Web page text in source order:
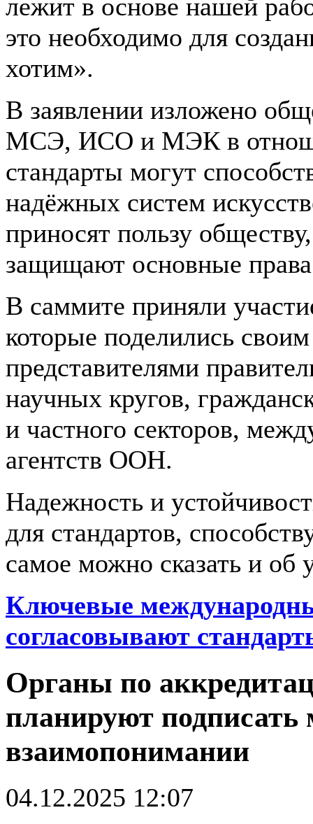
лежит в основе нашей
это необходимо для
хотим».
В заявлении изложено
МСЭ, ИСО и МЭК в
стандарты могут
надёжных систем
приносят пользу
защищают основные
В саммите приняли
которые поделились
представителями
научных кругов,
и частного секторов,
агентств ООН.
Надежность и
для стандартов,
самое можно сказать и об
Ключевые
согласовывают
Органы по
планируют подписать
взаимопонимании
04.12.2025 12:07